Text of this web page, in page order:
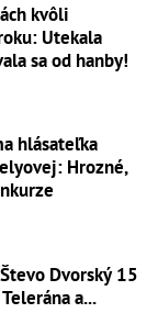
kvôli
Utekala
sa od hanby!
hlásateľka
Hrozné,
Dvorský 15
a...